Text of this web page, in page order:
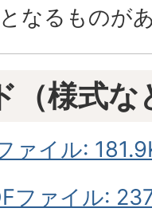
なるものが
（様式な
ァイル:
ファイル: